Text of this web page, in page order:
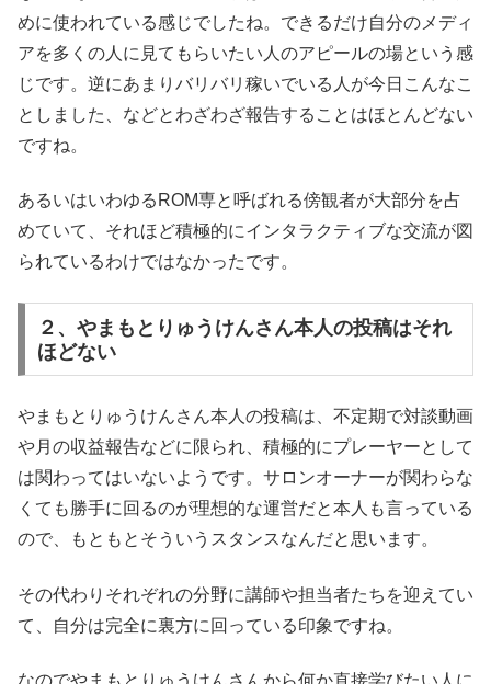
めに使われている感じでしたね。できるだけ自分のメディ
アを多くの人に見てもらいたい人のアピールの場という感
じです。逆にあまりバリバリ稼いでいる人が今日こんなこ
としました、などとわざわざ報告することはほとんどない
ですね。
あるいはいわゆるROM専と呼ばれる傍観者が大部分を占
めていて、それほど積極的にインタラクティブな交流が図
られているわけではなかったです。
２、やまもとりゅうけんさん本人の投稿はそれ
ほどない
やまもとりゅうけんさん本人の投稿は、不定期で対談動画
や月の収益報告などに限られ、積極的にプレーヤーとして
は関わってはいないようです。サロンオーナーが関わらな
くても勝手に回るのが理想的な運営だと本人も言っている
ので、もともとそういうスタンスなんだと思います。
その代わりそれぞれの分野に講師や担当者たちを迎えてい
て、自分は完全に裏方に回っている印象ですね。
なのでやまもとりゅうけんさんから何か直接学びたい人に